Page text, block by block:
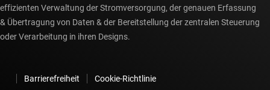
effizienten Verwaltung der Stromversorgung, der genauen Erfassung
& Übertragung von Daten & der Bereitstellung der zentralen Steuerung
oder Verarbeitung in ihren Designs.
Barrierefreiheit
Cookie-Richtlinie